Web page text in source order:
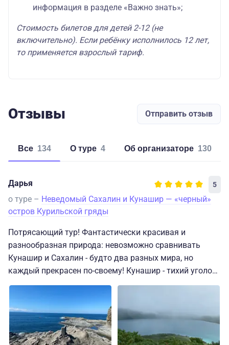
информация в разделе «Важно знать»;
Стоимость билетов для детей 2-12 (не
включительно). Если ребёнку исполнилось 12 лет,
то применяется взрослый тариф.
Отзывы Отправить отзыв
Все 134 о туре 4 об организаторе 130
Дарья 5
о туре – Неведомый Сахалин и Кунашир — «черный»
остров Курильской гряды
Потрясающий тур! Фантастически красивая и
разнообразная природа: невозможно сравнивать
Кунашир и Сахалин - будто два разных мира, но
каждый прекрасен по-своему! Кунашир - тихий уголок
для тех, кто любит природу и тесное взаимодействие с
интересным и ярким местам: вулканы Менделеева и
Головина, морская прогулка к острову Рогачева, и,
конечно, мыс Столбчатый. На Сахалине - маяк Анива и